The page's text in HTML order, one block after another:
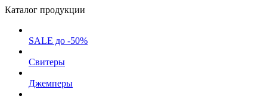
Каталог продукции
SALE до -50%
Свитеры
Джемперы